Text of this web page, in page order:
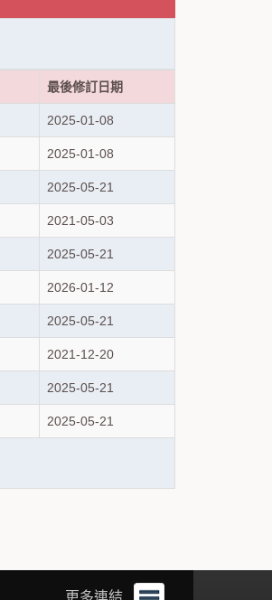
最後修訂日期
2025-01-08
2025-01-08
2025-05-21
2021-05-03
2025-05-21
2026-01-12
2025-05-21
2021-12-20
2025-05-21
2025-05-21